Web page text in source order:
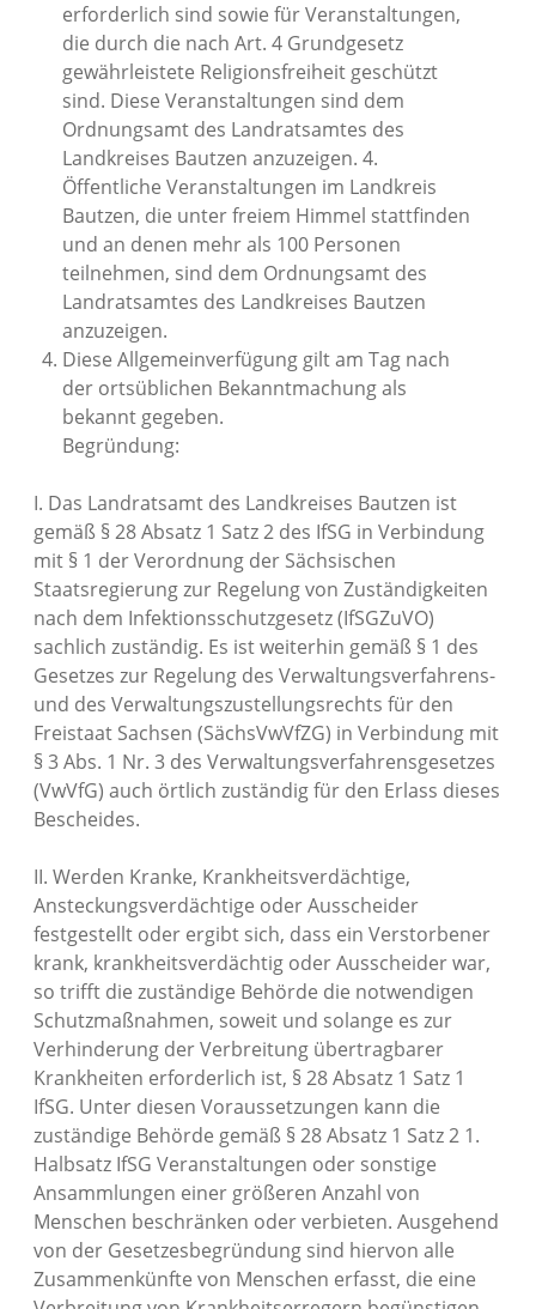
erforderlich sind sowie für Veranstaltungen,
die durch die nach Art. 4 Grundgesetz
gewährleistete Religionsfreiheit geschützt
sind. Diese Veranstaltungen sind dem
Ordnungsamt des Landratsamtes des
Landkreises Bautzen anzuzeigen. 4.
Öffentliche Veranstaltungen im Landkreis
Bautzen, die unter freiem Himmel stattfinden
und an denen mehr als 100 Personen
teilnehmen, sind dem Ordnungsamt des
Landratsamtes des Landkreises Bautzen
anzuzeigen.
Diese Allgemeinverfügung gilt am Tag nach
der ortsüblichen Bekanntmachung als
bekannt gegeben.
Begründung:
I. Das Landratsamt des Landkreises Bautzen ist
gemäß § 28 Absatz 1 Satz 2 des IfSG in Verbindung
mit § 1 der Verordnung der Sächsischen
Staatsregierung zur Regelung von Zuständigkeiten
nach dem Infektionsschutzgesetz (IfSGZuVO)
sachlich zuständig. Es ist weiterhin gemäß § 1 des
Gesetzes zur Regelung des Verwaltungsverfahrens-
und des Verwaltungszustellungsrechts für den
Freistaat Sachsen (SächsVwVfZG) in Verbindung mit
§ 3 Abs. 1 Nr. 3 des Verwaltungsverfahrensgesetzes
(VwVfG) auch örtlich zuständig für den Erlass dieses
Bescheides.
II. Werden Kranke, Krankheitsverdächtige,
Ansteckungsverdächtige oder Ausscheider
festgestellt oder ergibt sich, dass ein Verstorbener
krank, krankheitsverdächtig oder Ausscheider war,
so trifft die zuständige Behörde die notwendigen
Schutzmaßnahmen, soweit und solange es zur
Verhinderung der Verbreitung übertragbarer
Krankheiten erforderlich ist, § 28 Absatz 1 Satz 1
IfSG. Unter diesen Voraussetzungen kann die
zuständige Behörde gemäß § 28 Absatz 1 Satz 2 1.
Halbsatz IfSG Veranstaltungen oder sonstige
Ansammlungen einer größeren Anzahl von
Menschen beschränken oder verbieten. Ausgehend
von der Gesetzesbegründung sind hiervon alle
Zusammenkünfte von Menschen erfasst, die eine